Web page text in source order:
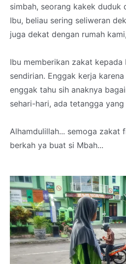
simbah, seorang kakek duduk
Ibu, beliau sering seliweran
juga dekat dengan rumah
Ibu memberikan zakat kepada
sendirian. Enggak kerja
enggak tahu sih anaknya
sehari-hari, ada tetangga yang
Alhamdulillah... semoga zakat
berkah ya buat si Mbah...